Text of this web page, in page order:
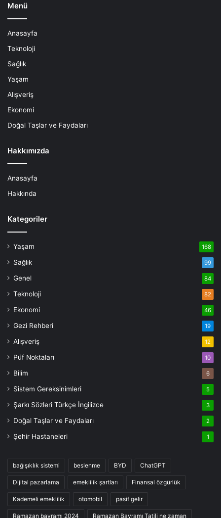
Menü
Anasayfa
Teknoloji
Sağlık
Yaşam
Alışveriş
Ekonomi
Doğal Taşlar ve Faydaları
Hakkımızda
Anasayfa
Hakkında
Kategoriler
Yaşam 168
Sağlık 99
Genel 84
Teknoloji 82
Ekonomi 46
Gezi Rehberi 19
Alışveriş 12
Püf Noktaları 10
Bilim 6
Sistem Gereksinimleri 5
Şarkı Sözleri Türkçe İngilizce 3
Doğal Taşlar ve Faydaları 2
Şehir Hastaneleri 1
bağışıklık sistemi beslenme BYD ChatGPT
Dijital pazarlama emeklilik şartları Finansal özgürlük
Kademeli emeklilik otomobil pasif gelir
Ramazan bayramı 2024 Ramazan Bayramı Tatili ne zaman